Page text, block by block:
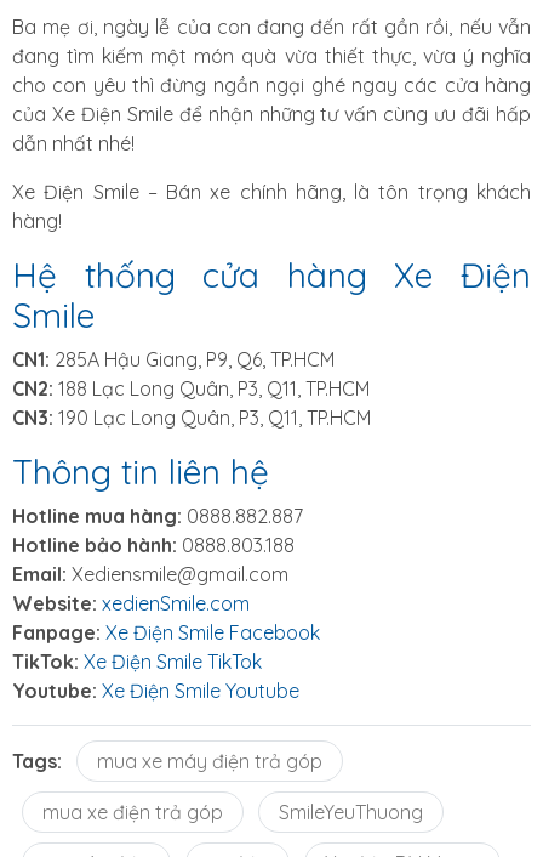
Ba mẹ ơi, ngày lễ của con đang đến rất gần rồi, nếu vẫn
đang tìm kiếm một món quà vừa thiết thực, vừa ý nghĩa
cho con yêu thì đừng ngần ngại ghé ngay các cửa hàng
của Xe Điện Smile để nhận những tư vấn cùng ưu đãi hấp
dẫn nhất nhé!
Xe Điện Smile – Bán xe chính hãng, là tôn trọng khách
hàng!
Hệ thống cửa hàng Xe Điện
Smile
CN1: 285A Hậu Giang, P9, Q6, TP.HCM
CN2: 188 Lạc Long Quân, P3, Q11, TP.HCM
CN3: 190 Lạc Long Quân, P3, Q11, TP.HCM
Thông tin liên hệ
Hotline mua hàng: 0888.882.887
Hotline bảo hành: 0888.803.188
Email: Xediensmile@gmail.com
Website: xedienSmile.com
Fanpage: Xe Điện Smile Facebook
TikTok: Xe Điện Smile TikTok
Youtube: Xe Điện Smile Youtube
Tags: mua xe máy điện trả góp
mua xe điện trả góp SmileYeuThuong